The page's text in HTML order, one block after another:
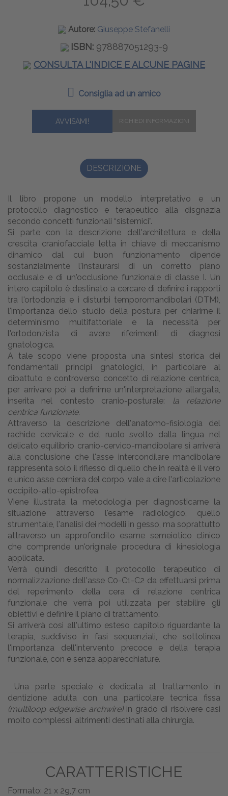
Autore: Giuseppe Stefanelli
ISBN: 978887051293-9
CONSULTA L'INDICE E ALCUNE PAGINE
Consiglia ad un amico
AVVISAMI!
DESCRIZIONE
Il libro propone un modello interpretativo e un
protocollo diagnostico e terapeutico alla disgnazia
secondo concetti funzionali “sistemici”.
Si parte con la descrizione dell'architettura e della
crescita craniofacciale letta in chiave di meccanismo
dinamico dal cui buon funzionamento dipende
sostanzialmente l'instaurarsi di un corretto piano
occlusale e di un'occlusione funzionale di classe I. Un
intero capitolo è destinato a cercare di definire i rapporti
tra l'ortodonzia e i disturbi temporomandibolari (DTM),
l'importanza dello studio della postura per chiarirne il
determinismo multifattoriale e la necessità per
l'ortodonzista di avere riferimenti di diagnosi
gnatologica.
A tale scopo viene proposta una sintesi storica dei
fondamentali principi gnatologici, in particolare al
dibattuto e controverso concetto di relazione centrica,
per arrivare poi a definirne un'interpretazione allargata,
inserita nel contesto cranio-posturale:
la relazione
centrica funzionale.
Attraverso la descrizione dell'anatomo-fisiologia del
rachide cervicale e del ruolo svolto dalla lingua nel
delicato equilibrio cranio-cervico-mandibolare si arriverà
alla conclusione che l'asse intercondilare mandibolare
rappresenta solo il riflesso di quello che in realtà è il vero
e unico asse cerniera del corpo, vale a dire l'articolazione
occipito-atlo-epistrofea.
Viene illustrata la metodologia per diagnosticarne la
situazione attraverso l'esame radiologico, quello
strumentale, l'analisi dei modelli in gesso, ma soprattutto
attraverso un approfondito esame semeiotico clinico
che comprende un'originale procedura di kinesiologia
applicata.
Verrà quindi descritto il protocollo terapeutico di
normalizzazione dell'asse C0-C1-C2 da effettuarsi prima
del reperimento della cera di relazione centrica
funzionale che verrà poi utilizzata per stabilire gli
obiettivi e definire il piano di trattamento.
Si arriverà così all'ultimo esteso capitolo riguardante la
terapia, suddiviso in fasi sequenziali, che sottolinea
l'importanza dell'intervento precoce e della terapia
funzionale, con e senza apparecchiature.
Una parte speciale è dedicata al trattamento in
dentizione adulta con una particolare tecnica fissa
(multiloop edgewise archwire)in grado di risolvere casi
molto complessi, altrimenti destinati alla chirurgia.
CARATTERISTICHE
Formato: 21 x 29,7 cm